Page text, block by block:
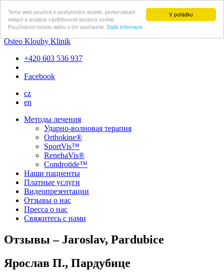
V pořádku
Tento web používá k poskytování služeb, personalizaci
reklam a analýze návštěvnosti soubory cookie.
Používáním tohoto webu s tím souhlasíte. Další informace
Osteo Klouby Klinik
+420 603 536 937
Facebook
cz
en
Методы лечения
Ударно-волновая терапия
Orthokine®
SportVis™
RenehaVis®
Condrotide™
Наши пациенты
Платные услуги
Видеопрезентации
Отзывы о нас
Пресса о нас
Свяжитесь с нами
Отзывы – Jaroslav, Pardubice
Ярослав П., Пардубице